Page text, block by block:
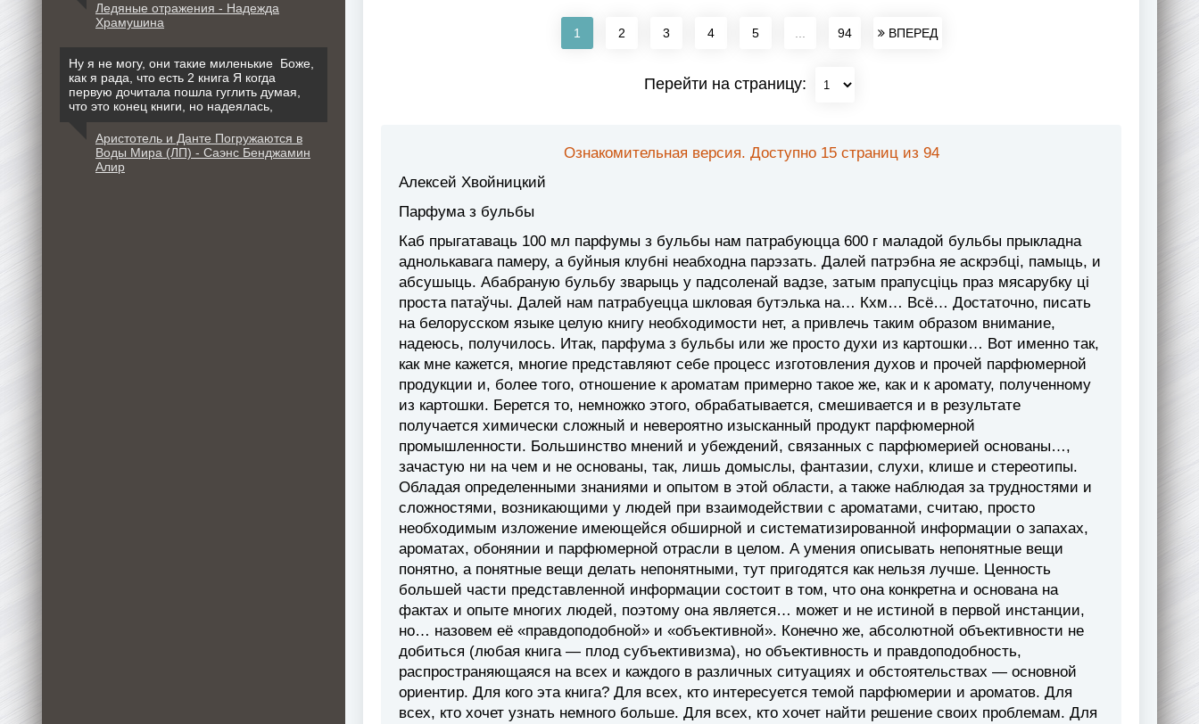
1 2 3 4 5 94 ВПЕРЕД
Перейти на страницу:
Ознакомительная версия. Доступно 15 страниц из 94
Алексей Хвойницкий
Парфума з бульбы
Каб прыгатаваць 100 мл парфумы з бульбы нам патрабуюцца 600 г маладой бульбы прыкладна
аднолькавага памеру, а буйныя клубні неабходна парэзать. Далей патрэбна яе аскрэбці, памыць, и
абсушыць. Абабраную бульбу зварыць у падсоленай вадзе, затым прапусцiць праз мясарубку ці
проста патаўчы. Далей нам патрабуецца шкловая бутэлька на… Кхм… Всё… Достаточно, писать
на белорусском языке целую книгу необходимости нет, а привлечь таким образом внимание,
надеюсь, получилось. Итак, парфума з бульбы или же просто духи из картошки… Вот именно так,
как мне кажется, многие представляют себе процесс изготовления духов и прочей парфюмерной
продукции и, более того, отношение к ароматам примерно такое же, как и к аромату, полученному
из картошки. Берется то, немножко этого, обрабатывается, смешивается и в результате
получается химически сложный и невероятно изысканный продукт парфюмерной
промышленности. Большинство мнений и убеждений, связанных с парфюмерией основаны…,
зачастую ни на чем и не основаны, так, лишь домыслы, фантазии, слухи, клише и стереотипы.
Обладая определенными знаниями и опытом в этой области, а также наблюдая за трудностями и
сложностями, возникающими у людей при взаимодействии с ароматами, считаю, просто
необходимым изложение имеющейся обширной и систематизированной информации о запахах,
ароматах, обонянии и парфюмерной отрасли в целом. А умения описывать непонятные вещи
понятно, а понятные вещи делать непонятными, тут пригодятся как нельзя лучше. Ценность
большей части представленной информации состоит в том, что она конкретна и основана на
фактах и опыте многих людей, поэтому она является… может и не истиной в первой инстанции,
но… назовем её «правдоподобной» и «объективной». Конечно же, абсолютной объективности не
добиться (любая книга — плод субъективизма), но объективность и правдоподобность,
распространяющаяся на всех и каждого в различных ситуациях и обстоятельствах — основной
ориентир. Для кого эта книга? Для всех, кто интересуется темой парфюмерии и ароматов. Для
всех, кто хочет узнать немного больше. Для всех, кто хочет найти решение своих проблемам. Для
Ледяные отражения - Надежда
Храмушина
Ну я не могу, они такие миленькие Боже,
как я рада, что есть 2 книга Я когда
первую дочитала пошла гуглить думая,
что это конец книги, но надеялась,
Аристотель и Данте Погружаются в
Воды Мира (ЛП) - Саэнс Бенджамин
Алир